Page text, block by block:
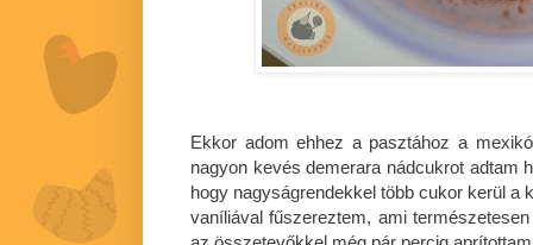
Ekkor adom ehhez a pasztához a
nagyon kevés demerara nádcukrot adtam
hogy nagyságrendekkel több cukor kerül a
vaníliával fűszereztem, ami